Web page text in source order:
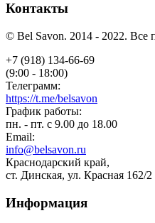
Контакты
© Bel Savon. 2014 - 2022. Все
+7 (918) 134-66-69
(9:00 - 18:00)
Телеграмм:
https://t.me/belsavon
График работы:
пн. - пт. с 9.00 до 18.00
Email:
info@belsavon.ru
Краснодарский край,
ст. Динская, ул. Красная 162/2
Информация